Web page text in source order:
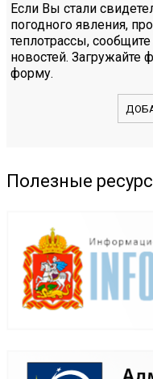
Если Вы стали
погодного явления,
теплотрассы,
новостей. Загружайте
форму.
Полезные